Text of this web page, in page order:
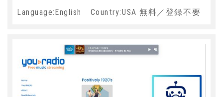
Language:English Country:USA 無料／登録不要